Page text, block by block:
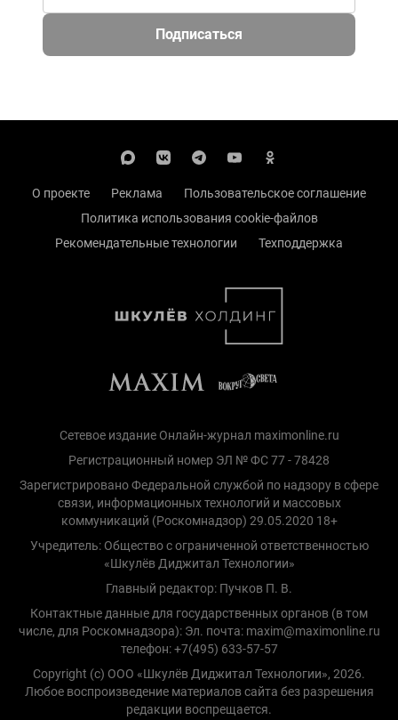
Подписаться
О проекте Реклама
Пользовательское соглашение
Политика использования cookie-файлов
Рекомендательные технологии
Техподдержка
Сетевое издание Онлайн-журнал maximonline.ru
Регистрационный номер ЭЛ № ФС 77 - 78428
Зарегистрировано Федеральной службой по надзору в сфере
связи, информационных технологий и массовых
коммуникаций (Роскомнадзор) 29.05.2020 18+
Учредитель: Общество с ограниченной ответственностью
«Шкулёв Диджитал Технологии»
Главный редактор: Пучков П. В.
Контактные данные для государственных органов (в том
числе, для Роскомнадзора): Эл. почта: maxim@maximonline.ru
телефон: +7(495) 633-57-57
Copyright (с) ООО «Шкулёв Диджитал Технологии», 2026.
Любое воспроизведение материалов сайта без разрешения
редакции воспрещается.